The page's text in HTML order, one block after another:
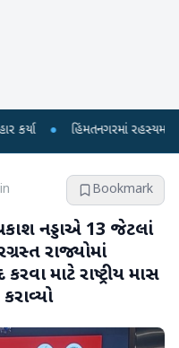
રહસ્યમય વાયરસ કે ચાંદીપુરા? 6
Bookmark
નડ્ડાએ 13 જેટલાં
રાજ્યોમાં
માટે રાષ્ટ્રીય માસ